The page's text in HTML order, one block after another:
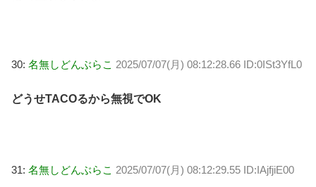
30: 名無しどんぶらこ 2025/07/07(月) 08:12:28.66 ID:0ISt3YfL0
どうせTACOるから無視でOK
31: 名無しどんぶらこ 2025/07/07(月) 08:12:29.55 ID:IAjfjiE00